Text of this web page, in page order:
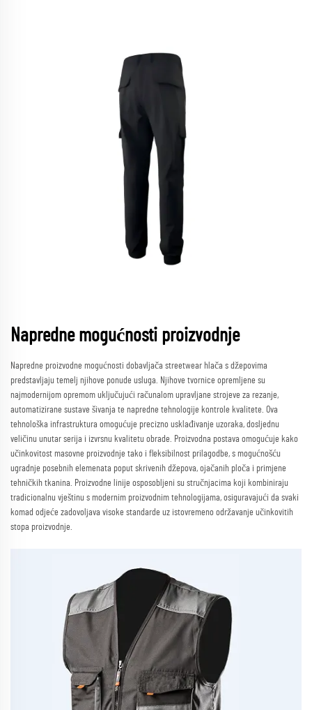
Napredne mogućnosti proizvodnje
Napredne proizvodne mogućnosti dobavljača streetwear hlača s džepovima
predstavljaju temelj njihove ponude usluga. Njihove tvornice opremljene su
najmodernijom opremom uključujući računalom upravljane strojeve za rezanje,
automatizirane sustave šivanja te napredne tehnologije kontrole kvalitete. Ova
tehnološka infrastruktura omogućuje precizno usklađivanje uzoraka, dosljednu
veličinu unutar serija i izvrsnu kvalitetu obrade. Proizvodna postava omogućuje kako
učinkovitost masovne proizvodnje tako i fleksibilnost prilagodbe, s mogućnošću
ugradnje posebnih elemenata poput skrivenih džepova, ojačanih ploča i primjene
tehničkih tkanina. Proizvodne linije osposobljeni su stručnjacima koji kombiniraju
tradicionalnu vještinu s modernim proizvodnim tehnologijama, osiguravajući da svaki
komad odjeće zadovoljava visoke standarde uz istovremeno održavanje učinkovitih
stopa proizvodnje.